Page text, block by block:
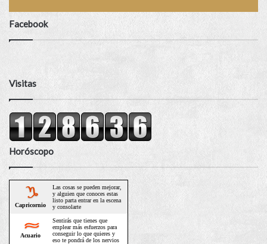
Facebook
Visitas
Horóscopo